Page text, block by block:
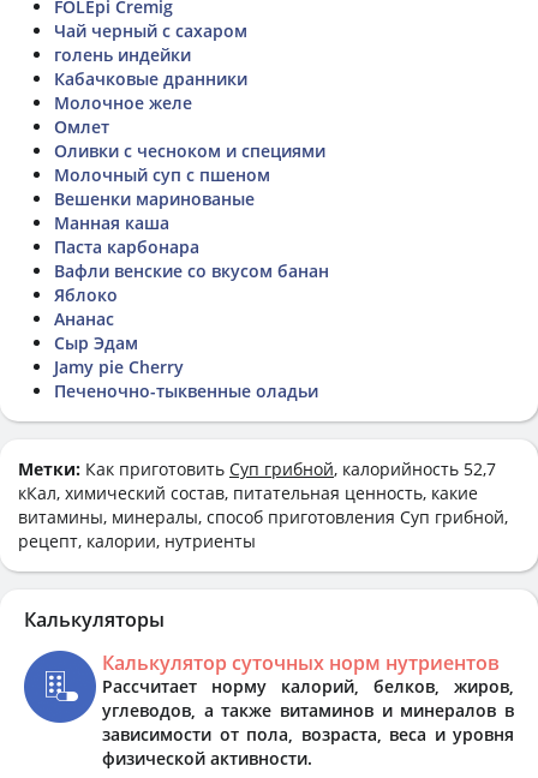
FOLEpi Cremig
Чай черный с сахаром
голень индейки
Кабачковые дранники
Молочное желе
Омлет
Оливки с чесноком и специями
Молочный суп с пшеном
Вешенки маринованые
Манная каша
Паста карбонара
Вафли венские со вкусом банан
Яблоко
Ананас
Сыр Эдам
Jamy pie Cherry
Печеночно-тыквенные оладьи
Метки: Как приготовить Суп грибной, калорийность 52,7
кКал, химический состав, питательная ценность, какие
витамины, минералы, способ приготовления Суп грибной,
рецепт, калории, нутриенты
Калькуляторы
Калькулятор суточных норм нутриентов
Рассчитает норму калорий, белков, жиров,
углеводов, а также витаминов и минералов в
зависимости от пола, возраста, веса и уровня
физической активности.